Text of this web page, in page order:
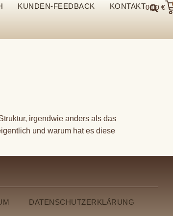
KUNDEN-FEEDBACK KONTAKT0,00€
irgendwie anders als das
und warum hat es diese
DATENSCHUTZERKLÄRUNG